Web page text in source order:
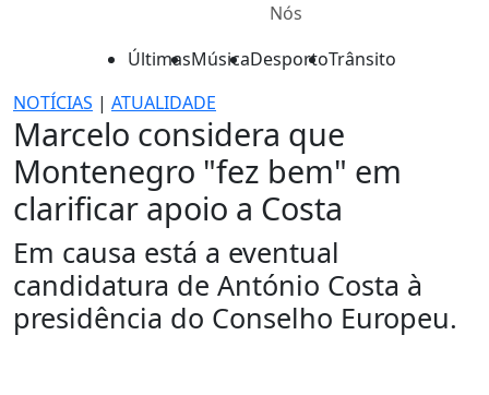
Nós
ÚltimasMúsicaDesportoTrânsito
NOTÍCIAS | ATUALIDADE
Marcelo considera que
Montenegro "fez bem" em
clarificar apoio a Costa
Em causa está a eventual
candidatura de António Costa à
presidência do Conselho Europeu.